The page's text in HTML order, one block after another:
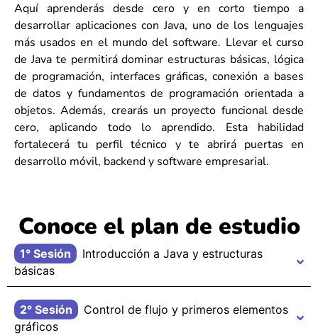
Aquí aprenderás desde cero y en corto tiempo a
desarrollar aplicaciones con Java, uno de los lenguajes
más usados en el mundo del software. Llevar el curso
de Java te permitirá dominar estructuras básicas, lógica
de programación, interfaces gráficas, conexión a bases
de datos y fundamentos de programación orientada a
objetos. Además, crearás un proyecto funcional desde
cero, aplicando todo lo aprendido. Esta habilidad
fortalecerá tu perfil técnico y te abrirá puertas en
desarrollo móvil, backend y software empresarial.
Conoce el plan de estudio
1° Sesión
Introducción a Java y estructuras
básicas
2° Sesión
Control de flujo y primeros elementos
gráficos